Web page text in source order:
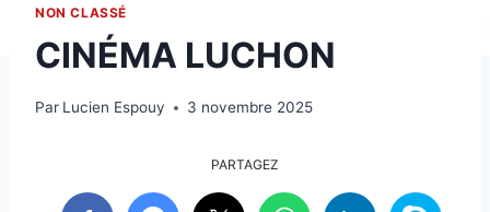
NON CLASSÉ
CINÉMA LUCHON
Par Lucien Espouy 3 novembre 2025
PARTAGEZ